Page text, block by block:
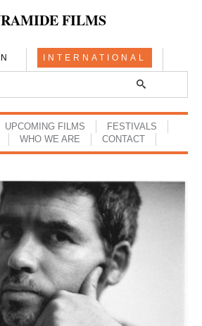
FILMS
INTERNATIONAL
UPCOMING FILMS
FESTIVALS
WHO WE ARE CONTACT